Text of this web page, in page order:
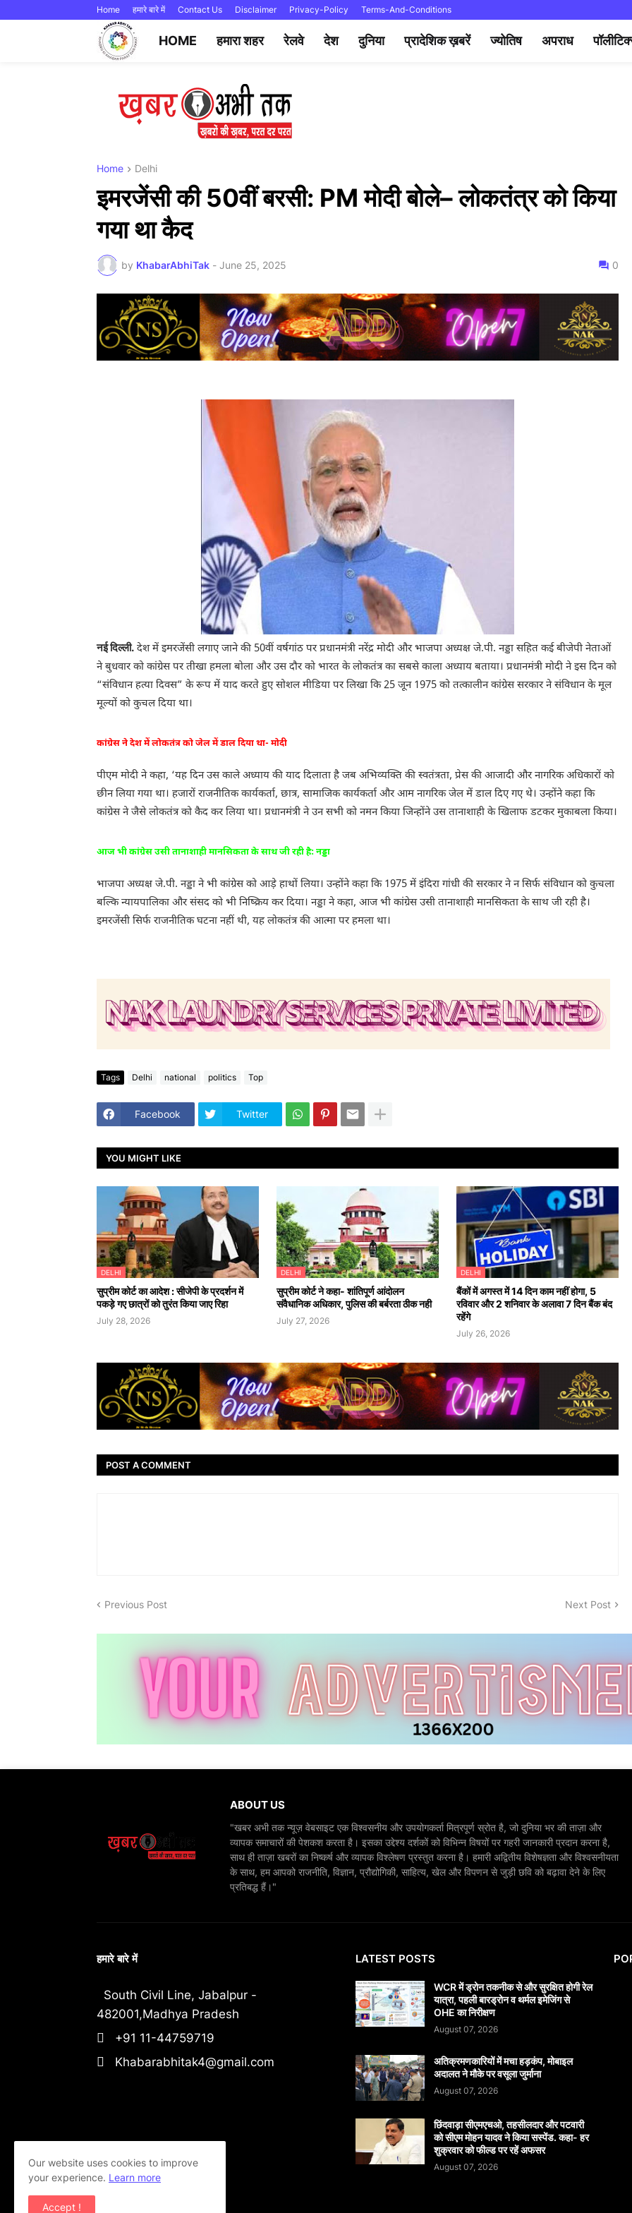
Home हमारे बारे में Contact Us Disclaimer Privacy-Policy Terms-And-Conditions
HOME हमारा शहर रेलवे देश दुनिया प्रादेशिक ख़बरें ज्योतिष अपराध
Home Delhi
इमरजेंसी की 50वीं बरसी: PM मोदी बोले– लोकतंत्र को किया
गया था कैद
by KhabarAbhiTak - June 25, 2025 0
नई दिल्ली. देश में इमरजेंसी लगाए जाने की 50वीं वर्षगांठ पर प्रधानमंत्री नरेंद्र मोदी और भाजपा अध्यक्ष जे.पी. नड्डा सहित कई बीजेपी नेताओं
ने बुधवार को कांग्रेस पर तीखा हमला बोला और उस दौर को भारत के लोकतंत्र का सबसे काला अध्याय बताया। प्रधानमंत्री मोदी ने इस दिन को
“संविधान हत्या दिवस” के रूप में याद करते हुए सोशल मीडिया पर लिखा कि 25 जून 1975 को तत्कालीन कांग्रेस सरकार ने संविधान के मूल
मूल्यों को कुचल दिया था।
कांग्रेस ने देश में लोकतंत्र को जेल में डाल दिया था- मोदी
पीएम मोदी ने कहा, ‘यह दिन उस काले अध्याय की याद दिलाता है जब अभिव्यक्ति की स्वतंत्रता, प्रेस की आजादी और नागरिक अधिकारों को
छीन लिया गया था। हजारों राजनीतिक कार्यकर्ता, छात्र, सामाजिक कार्यकर्ता और आम नागरिक जेल में डाल दिए गए थे। उन्होंने कहा कि
कांग्रेस ने जैसे लोकतंत्र को कैद कर लिया था। प्रधानमंत्री ने उन सभी को नमन किया जिन्होंने उस तानाशाही के खिलाफ डटकर मुकाबला किया।
आज भी कांग्रेस उसी तानाशाही मानसिकता के साथ जी रही है: नड्डा
भाजपा अध्यक्ष जे.पी. नड्डा ने भी कांग्रेस को आड़े हाथों लिया। उन्होंने कहा कि 1975 में इंदिरा गांधी की सरकार ने न सिर्फ संविधान को कुचला
बल्कि न्यायपालिका और संसद को भी निष्क्रिय कर दिया। नड्डा ने कहा, आज भी कांग्रेस उसी तानाशाही मानसिकता के साथ जी रही है।
इमरजेंसी सिर्फ राजनीतिक घटना नहीं थी, यह लोकतंत्र की आत्मा पर हमला था।
Tags Delhi national politics Top
Facebook Twitter
YOU MIGHT LIKE
DELHI
सुप्रीम कोर्ट का आदेश : सीजेपी के प्रदर्शन में
पकड़े गए छात्रों को तुरंत किया जाए रिहा
July 28, 2026
DELHI
सुप्रीम कोर्ट ने कहा- शांतिपूर्ण आंदोलन
संवैधानिक अधिकार, पुलिस की बर्बरता ठीक नही
July 27, 2026
DELHI
बैंकों में अगस्त में 14 दिन काम नहीं होगा, 5
रविवार और 2 शनिवार के अलावा 7 दिन बैंक बंद
रहेंगे
July 26, 2026
POST A COMMENT
Previous Post Next Post
ABOUT US
"खबर अभी तक न्यूज़ वेबसाइट एक विश्वसनीय और उपयोगकर्ता मित्रपूर्ण स्रोत है, जो दुनिया भर की ताज़ा और
व्यापक समाचारों की पेशकश करता है। इसका उद्देश्य दर्शकों को विभिन्न विषयों पर गहरी जानकारी प्रदान करना है,
साथ ही ताज़ा खबरों का निष्कर्ष और व्यापक विश्लेषण प्रस्तुत करना है। हमारी अद्वितीय विशेषज्ञता और विश्वसनीयता
के साथ, हम आपको राजनीति, विज्ञान, प्रौद्योगिकी, साहित्य, खेल और विपणन से जुड़ी छवि को बढ़ावा देने के लिए
प्रतिबद्ध हैं।"
हमारे बारे में
South Civil Line, Jabalpur -
482001,Madhya Pradesh
+91 11-44759719
Khabarabhitak4@gmail.com
LATEST POSTS
WCR में ड्रोन तकनीक से और सुरक्षित होगी रेल
यात्रा, पहली बारड्रोन व थर्मल इमेजिंग से
OHE का निरीक्षण
August 07, 2026
अतिक्रमणकारियों में मचा हड़कंप, मोबाइल
अदालत ने मौके पर वसूला जुर्माना
August 07, 2026
छिंदवाड़ा सीएमएचओ, तहसीलदार और पटवारी
को सीएम मोहन यादव ने किया सस्पेंड. कहा- हर
शुक्रवार को फील्ड पर रहें अफसर
August 07, 2026
Our website uses cookies to improve
your experience. Learn more
Accept !